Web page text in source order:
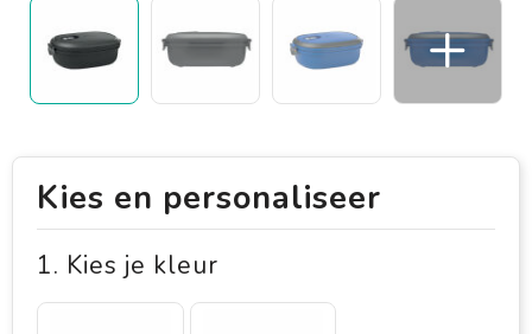
Kies en personaliseer
1. Kies je kleur